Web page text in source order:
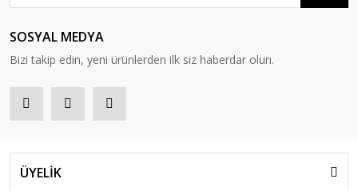
SOSYAL MEDYA
Bizi takip edin, yeni ürünlerden ilk siz haberdar olun.
ÜYELİK